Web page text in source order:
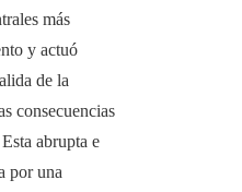
más
y actuó
de la
consecuencias
abrupta e
por una